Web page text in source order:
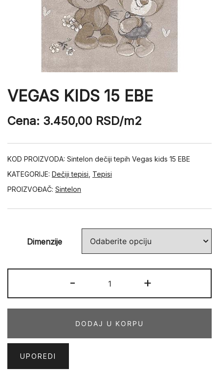
VEGAS KIDS 15 EBE
Cena: 3.450,00 RSD/m2
KOD PROIZVODA: Sintelon dečiji tepih Vegas kids 15 EBE
KATEGORIJE: Dečiji tepisi Tepisi
PROIZVOĐAČ: Sintelon
Dimenzije
-
KIDS
15
količina
+
DODAJ U KORPU
UPOREDI